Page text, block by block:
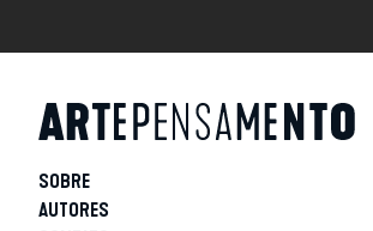
SOBRE
AUTORES